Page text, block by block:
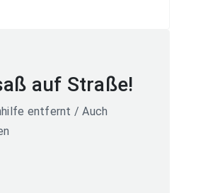
auf Straße!
entfernt / Auch